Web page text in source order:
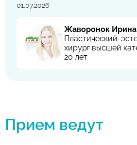
01.07.2026
Жаворонок Ирина
Пластический-
хирург высшей
20 лет
Прием ведут